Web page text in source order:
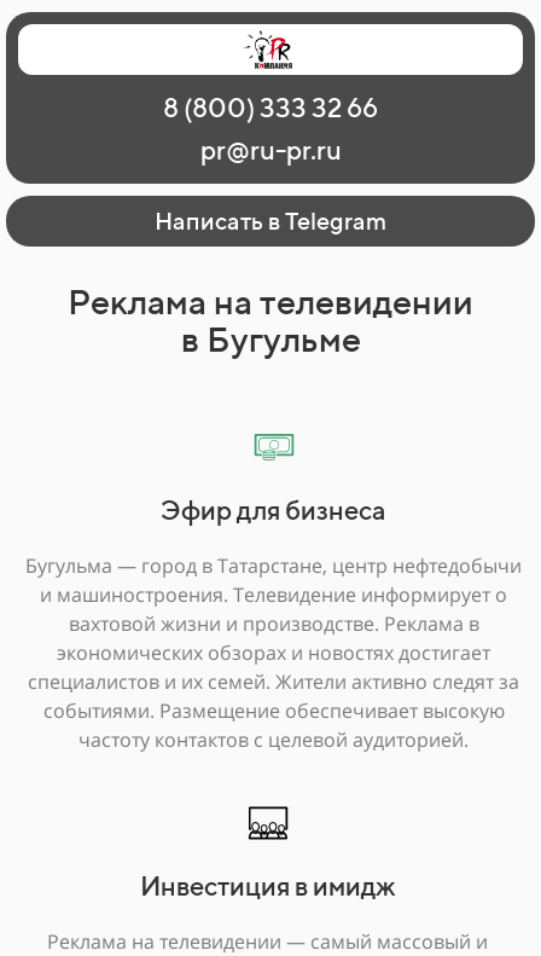
Главная
Наши работы
О рекламе
Регионы
Контакты
8 (800) 333 32 66
pr@ru-pr.ru
Написать в Telegram
Реклама на телевидении
в Бугульме
Эфир для бизнеса
Бугульма — город в Татарстане, центр нефтедобычи
и машиностроения. Телевидение информирует о
вахтовой жизни и производстве. Реклама в
экономических обзорах и новостях достигает
специалистов и их семей. Жители активно следят за
событиями. Размещение обеспечивает высокую
частоту контактов с целевой аудиторией.
Инвестиция в имидж
Реклама на телевидении — самый массовый и